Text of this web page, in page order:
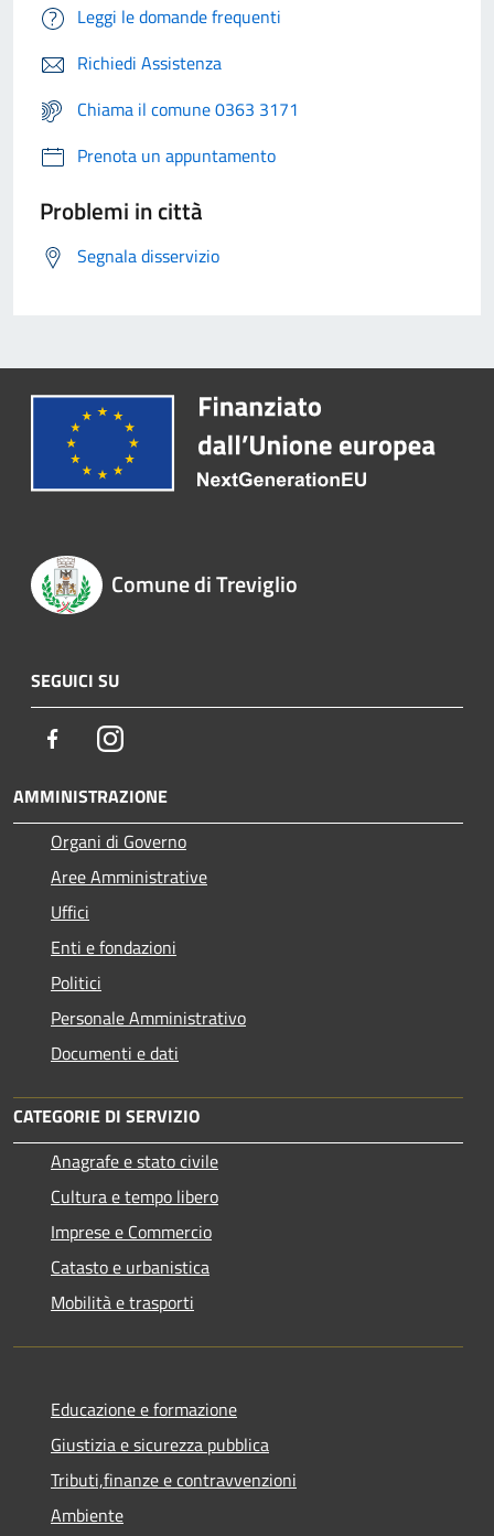
Leggi le domande frequenti
Richiedi Assistenza
Chiama il comune 0363 3171
Prenota un appuntamento
Problemi in città
Segnala disservizio
Comune di Treviglio
SEGUICI SU
FacebookInstagram
AMMINISTRAZIONE
Organi di Governo
Aree Amministrative
Uffici
Enti e fondazioni
Politici
Personale Amministrativo
Documenti e dati
CATEGORIE DI SERVIZIO
Anagrafe e stato civile
Cultura e tempo libero
Imprese e Commercio
Catasto e urbanistica
Mobilità e trasporti
Educazione e formazione
Giustizia e sicurezza pubblica
Tributi,finanze e contravvenzioni
Ambiente